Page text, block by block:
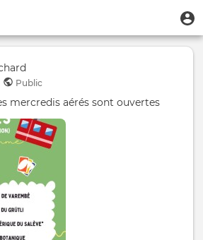
contenu
Public
mercredis aérés sont ouvertes